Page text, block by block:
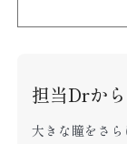
担当Drか
大きな瞳をさ